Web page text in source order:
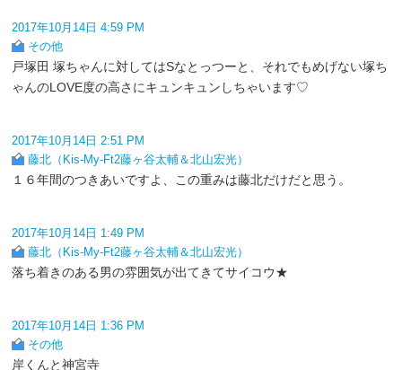
2017年10月14日 4:59 PM
その他
戸塚田 塚ちゃんに対してはSなとっつーと、それでもめげない塚ち
ゃんのLOVE度の高さにキュンキュンしちゃいます♡
2017年10月14日 2:51 PM
藤北（Kis-My-Ft2藤ヶ谷太輔＆北山宏光）
１６年間のつきあいですよ、この重みは藤北だけだと思う。
2017年10月14日 1:49 PM
藤北（Kis-My-Ft2藤ヶ谷太輔＆北山宏光）
落ち着きのある男の雰囲気が出てきてサイコウ★
2017年10月14日 1:36 PM
その他
岸くんと神宮寺